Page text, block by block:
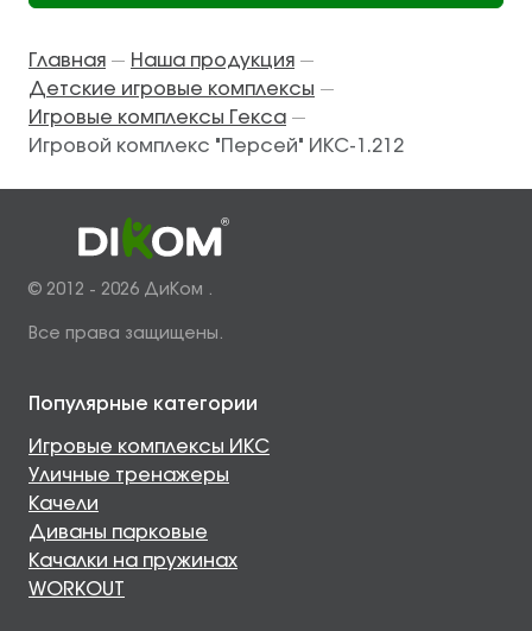
Главная — Наша продукция —
Детские игровые комплексы —
Игровые комплексы Гекса —
Игровой комплекс "Персей" ИКС-1.212
© 2012 - 2026 ДиКом .
Все права защищены.
Популярные категории
Игровые комплексы ИКС
Уличные тренажеры
Качели
Диваны парковые
Качалки на пружинах
WORKOUT